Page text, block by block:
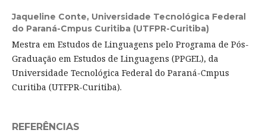
Jaqueline Conte, Universidade Tecnológica Federal
do Paraná-Cmpus Curitiba (UTFPR-Curitiba)
Mestra em Estudos de Linguagens pelo Programa de Pós-
Graduação em Estudos de Linguagens (PPGEL), da
Universidade Tecnológica Federal do Paraná-Cmpus
Curitiba (UTFPR-Curitiba).
REFERÊNCIAS